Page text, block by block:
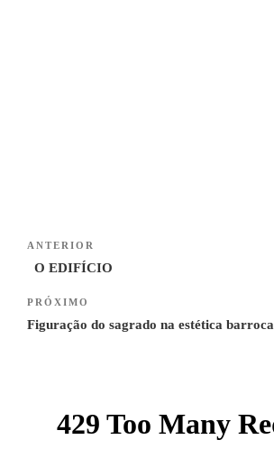
Navegação
de
Previous
Post
ANTERIOR
O EDIFÍCIO
Next
Post
PRÓXIMO
Figuração do sagrado na estética barroca